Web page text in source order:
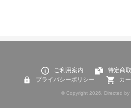
ご利用案内
特定商
プライバシーポリシー
カ
© Copyright 2026. Directed by